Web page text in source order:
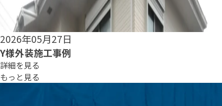
2026年05月25日
S様外装施工事例
詳細を見る
もっと見る